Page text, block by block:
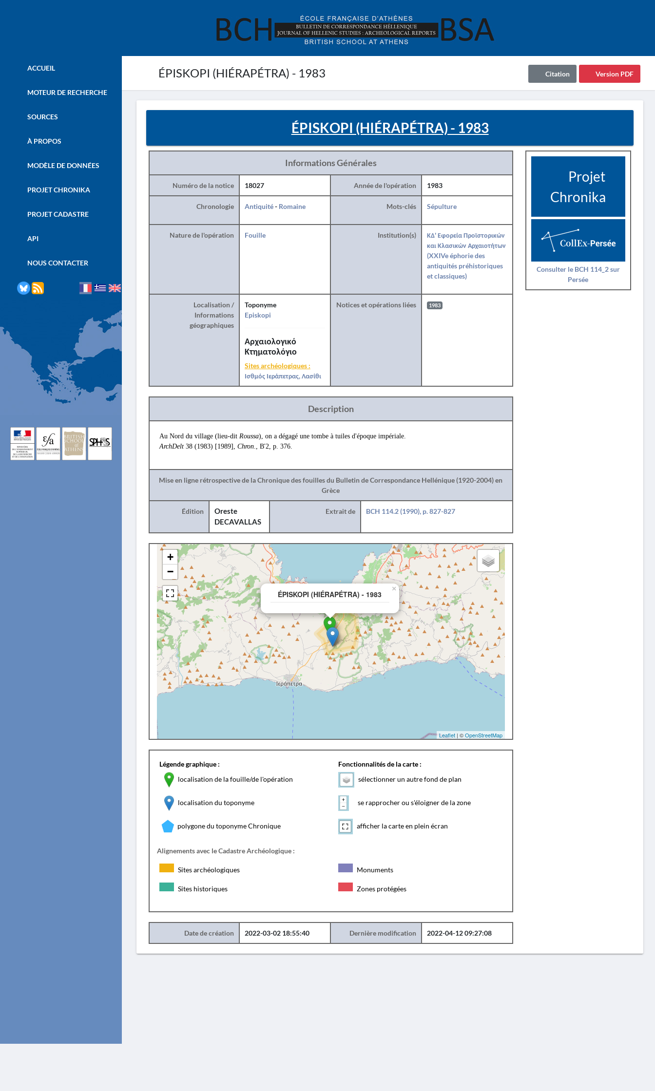
ÉPISKOPI (HIÉRAPÉTRA) - 1983 Version PDF
Citation
ACCUEIL
MOTEUR DE RECHERCHE
SOURCES
À PROPOS
MODÈLE DE DONNÉES
PROJET CHRONIKA
PROJET CADASTRE
API
NOUS CONTACTER
ÉPISKOPI (HIÉRAPÉTRA) - 1983
Informations Générales
Numéro de la notice 18027 Année de l'opération 1983
Chronologie Antiquité- Romaine Mots-clés Sépulture
Nature de l'opération Fouille Institution(s)
ΚΔ' Εφορεία Προϊστορικών
και Κλασικών Αρχαιοτήτων
(XXIVe éphorie des
antiquités préhistoriques
et classiques)
Localisation /
Informations
géographiques
Toponyme
Episkopi
Αρχαιολογικό
Κτηματολόγιο
Sites archéologiques :
Ισθμός Ιεράπετρας, Λασίθι
Notices et opérations liées 1983
Description
Au Nord du village (lieu-dit Roussa), on a dégagé une tombe à tuiles d'époque impériale.
ArchDelt 38 (1983) [1989], Chron., B'2, p. 376.
Mise en ligne rétrospective de la Chronique des fouilles du Bulletin de Correspondance Hellénique (1920-2004) en
Grèce
Édition
Oreste
DECAVALLAS
Extrait de BCH 114.2 (1990), p. 827-827
ÉPISKOPI (HIÉRAPÉTRA) - 1983
×
+
−
Leaflet| ©OpenStreetMap
Légende graphique :
localisation de la fouille/de l'opération
localisation du toponyme
polygone du toponyme Chronique
Fonctionnalités de la carte :
sélectionner un autre fond de plan
se rapprocher ou s'éloigner de la zone
afficher la carte en plein écran
Alignements avec le Cadastre Archéologique :
Sites archéologiques Monuments
Sites historiques Zones protégées
Date de création 2022-03-02 18:55:40 Dernière modification 2022-04-12 09:27:08
Projet
Chronika
Consulter le BCH 114_2 sur
Persée